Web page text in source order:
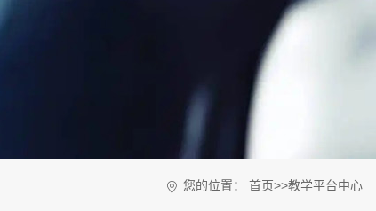
您的位置： 首页>>教学平台中心